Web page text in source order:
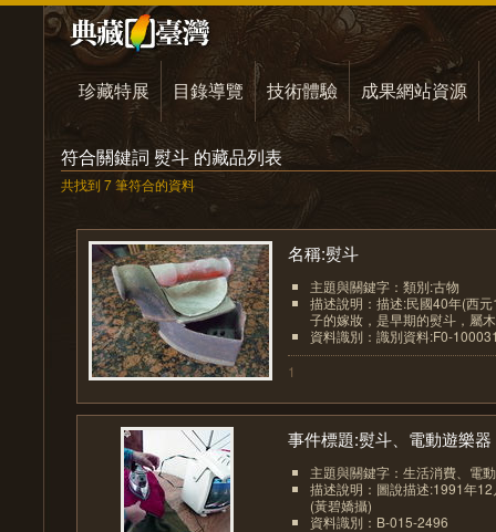
珍藏特展 目錄導覽 技術體驗 成果網站資源
符合關鍵詞 熨斗 的藏品列表
共找到 7 筆符合的資料
名稱:熨斗
主題與關鍵字：類別:古物
描述說明：描述:民國40年(西
子的嫁妝，是早期的熨斗，屬
資料識別：識別資料:F0-
1
事件標題:熨斗、電動遊樂器
主題與關鍵字：生活消費、電
描述說明：圖說描述:1991年
(黃碧嬌攝)
資料識別：B-015-2496